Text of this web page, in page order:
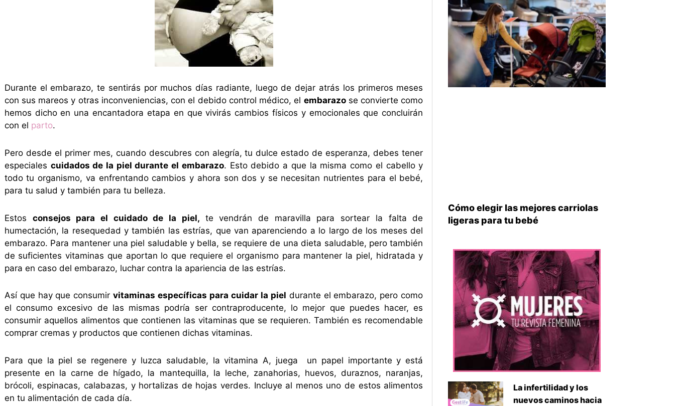
Durante el embarazo, te sentirás por muchos días radiante, luego de dejar atrás los primeros meses
con sus mareos y otras inconveniencias, con el debido control médico, el embarazose convierte como
hemos dicho en una encantadora etapa en que vivirás cambios físicos y emocionales que concluirán
con el parto.
Pero desde el primer mes, cuando descubres con alegría, tu dulce estado de esperanza, debes tener
especiales cuidados de la piel durante el embarazo. Esto debido a que la misma como el cabello y
todo tu organismo, va enfrentando cambios y ahora son dos y se necesitan nutrientes para el bebé,
para tu salud y también para tu belleza.
Estos consejos para el cuidado de la piel, te vendrán de maravilla para sortear la falta de
humectación, la resequedad y también las estrías, que van aparenciendo a lo largo de los meses del
embarazo. Para mantener una piel saludable y bella, se requiere de una dieta saludable, pero también
de suficientes vitaminas que aportan lo que requiere el organismo para mantener la piel, hidratada y
para en caso del embarazo, luchar contra la apariencia de las estrías.
Así que hay que consumirvitaminas específicas para cuidar la piel durante el embarazo, pero como
el consumo excesivo de las mismas podría ser contraproducente, lo mejor que puedes hacer, es
consumir aquellos alimentos que contienen las vitaminas que se requieren. También es recomendable
comprar cremas y productos que contienen dichas vitaminas.
Para que la piel se regenere y luzca saludable, la vitamina A, juega un papel importante y está
presente en la carne de hígado, la mantequilla, la leche, zanahorias, huevos, duraznos, naranjas,
brócoli, espinacas, calabazas, y hortalizas de hojas verdes. Incluye al menos uno de estos alimentos
en tu alimentación de cada día.
Cómo elegir las mejores carriolas
ligeras para tu bebé
La infertilidad y los
nuevos caminos hacia